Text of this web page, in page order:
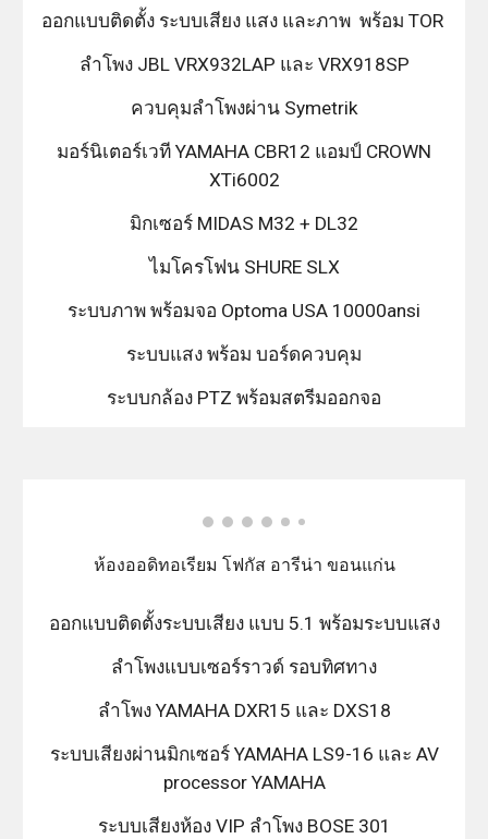
ออกแบบติดตั้ง ระบบเสียง แสง และภาพ พร้อม TOR
ลำโพง JBL VRX932LAP และ VRX918SP
ควบคุมลำโพงผ่าน Symetrik
มอร์นิเตอร์เวที YAMAHA CBR12 แอมป์ CROWN
XTi6002
มิกเซอร์ MIDAS M32 + DL32
ไมโครโฟน SHURE SLX
ระบบภาพ พร้อมจอ Optoma USA 10000ansi
ระบบแสง พร้อม บอร์ดควบคุม
ระบบกล้อง PTZ พร้อมสตรีมออกจอ
ห้องออดิทอเรียม โฟกัส อารีน่า ขอนแก่น
ออกแบบติดตั้งระบบเสียง แบบ 5.1 พร้อมระบบแสง
ลำโพงแบบเซอร์ราวด์ รอบทิศทาง
ลำโพง YAMAHA DXR15 และ DXS18
ระบบเสียงผ่านมิกเซอร์ YAMAHA LS9-16 และ AV
processor YAMAHA
ระบบเสียงห้อง VIP ลำโพง BOSE 301